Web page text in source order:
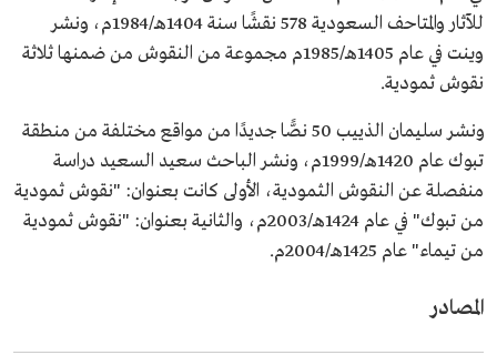
للآثار والمتاحف السعودية 578 نقشًا سنة 1404هـ/1984م، ونشر
وينت في عام 1405هـ/1985م مجموعة من النقوش من ضمنها ثلاثة
نقوش ثمودية.
ونشر سليمان الذييب 50 نصًّا جديدًا من مواقع مختلفة من منطقة
تبوك عام 1420هـ/1999م، ونشر الباحث سعيد السعيد دراسة
منفصلة عن النقوش الثمودية، الأولى كانت بعنوان: "نقوش ثمودية
من تبوك" في عام 1424هـ/2003م، والثانية بعنوان: "نقوش ثمودية
من تيماء" عام 1425هـ/2004م.
المصادر